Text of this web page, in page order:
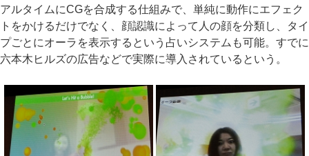
アルタイムにCGを合成する仕組みで、単純に動作にエフェク
トをかけるだけでなく、顔認識によって人の顔を分類し、タイ
プごとにオーラを表示するという占いシステムも可能。すでに
六本木ヒルズの広告などで実際に導入されているという。